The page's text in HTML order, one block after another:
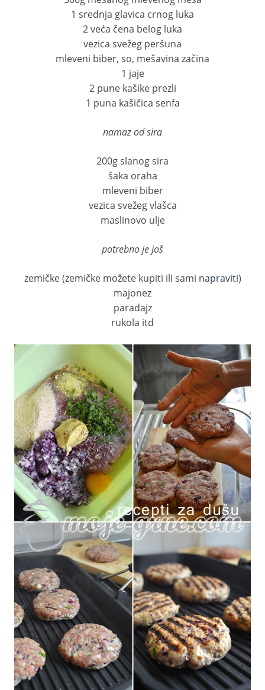
1 srednja glavica crnog luka
2 veća čena belog luka
vezica svežeg peršuna
mleveni biber, so, mešavina začina
1 jaje
2 pune kašike prezli
1 puna kašičica senfa
namaz od sira
200g slanog sira
šaka oraha
mleveni biber
vezica svežeg vlašca
maslinovo ulje
potrebno je još
zemičke (zemičke možete kupiti ili sami napraviti)
majonez
paradajz
rukola itd